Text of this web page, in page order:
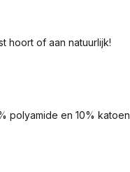
hoort of aan natuurlijk!
polyamide en 10% katoen